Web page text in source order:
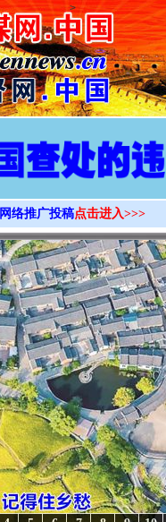
>
网络推广投稿点击进入>>>